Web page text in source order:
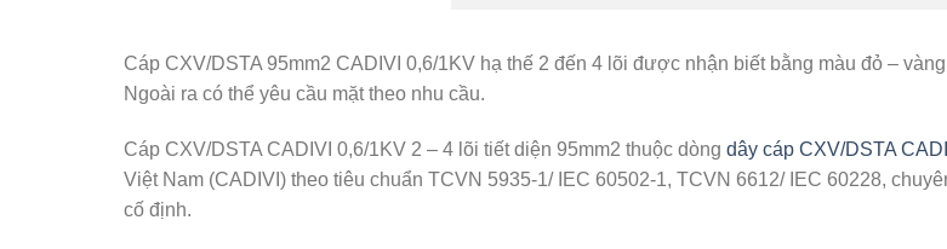
Cáp CXV/DSTA 95mm2 CADIVI 0,6/1KV hạ thế 2 đến 4 lõi được nhận biết bằng màu đỏ –
Ngoài ra có thể yêu cầu mặt theo nhu cầu.
Cáp CXV/DSTA CADIVI 0,6/1KV 2 – 4 lõi tiết diện 95mm2 thuộc dòng dây cáp CXV/DSTA
Việt Nam (CADIVI) theo tiêu chuẩn TCVN 5935-1/ IEC 60502-1, TCVN 6612/ IEC 60228,
cố định.